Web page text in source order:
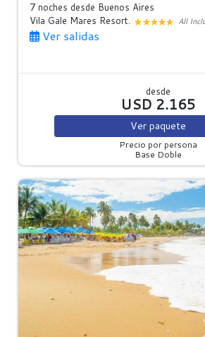
7 noches desde Buenos Aires
Vila Gale Mares Resort.
All
Ver salidas
desde
USD 2.165
Ver paquete
Precio por persona
Base Doble